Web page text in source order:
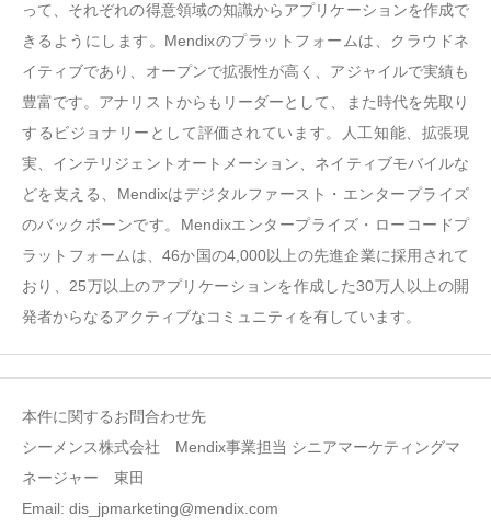
って、それぞれの得意領域の知識からアプリケーションを作成で
きるようにします。Mendixのプラットフォームは、クラウドネ
イティブであり、オープンで拡張性が高く、アジャイルで実績も
豊富です。アナリストからもリーダーとして、また時代を先取り
するビジョナリーとして評価されています。人工知能、拡張現
実、インテリジェントオートメーション、ネイティブモバイルな
どを支える、Mendixはデジタルファースト・エンタープライズ
のバックボーンです。Mendixエンタープライズ・ローコードプ
ラットフォームは、46か国の4,000以上の先進企業に採用されて
おり、25万以上のアプリケーションを作成した30万人以上の開
発者からなるアクティブなコミュニティを有しています。
本件に関するお問合わせ先
シーメンス株式会社 Mendix事業担当 シニアマーケティングマ
ネージャー 東田
Email: dis_jpmarketing@mendix.com